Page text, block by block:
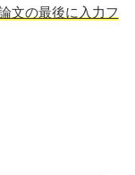
文の最後に入力フ